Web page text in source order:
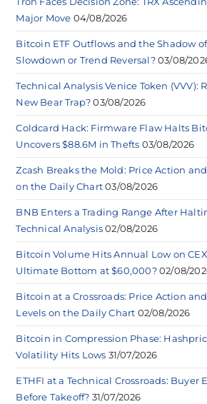
Major Move 04/08/2026
Bitcoin ETF Outflows and the Shadow
Slowdown or Trend Reversal? 03/08/
Technical Analysis Venice Token (VVV):
New Bear Trap? 03/08/2026
Coldcard Hack: Firmware Flaw Halts
Uncovers $88.6M in Thefts 03/08/2026
Zcash Breaks the Mold: Price Action
on the Daily Chart 03/08/2026
BNB Enters a Trading Range After
Technical Analysis 02/08/2026
Bitcoin Volume Hits Annual Low on
Ultimate Bottom at $60,000? 02/08/
Bitcoin at a Crossroads: Price Action
Levels on the Daily Chart 02/08/2026
Bitcoin in Compression Phase:
Volatility Hits Lows 31/07/2026
ETHFI at a Technical Crossroads: Buyer
Before Takeoff? 31/07/2026